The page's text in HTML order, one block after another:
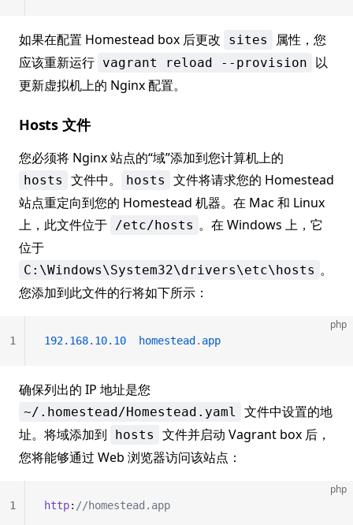
如果在配置 Homestead box 后更改 sites
属性，您
应该重新运行 vagrant reload --provision
以
更新虚拟机上的 Nginx 配置。
Hosts 文件
您必须将 Nginx 站点的“域”添加到您计算机上的
hosts 文件中。 hosts
文件将请求您的 Homestead
站点重定向到您的 Homestead 机器。在 Mac 和 Linux
上，此文件位于 /etc/hosts 。在 Windows 上，它
位于
C:\Windows\System32\drivers\etc\hosts 。
您添加到此文件的行将如下所示：
php
192.168.10.10
  homestead
. app
1
确保列出的 IP 地址是您
~/.homestead/Homestead.yaml
文件中设置的地
址。将域添加到
hosts
文件并启动 Vagrant box 后，
您将能够通过 Web 浏览器访问该站点：
php
http: //homestead.app
1